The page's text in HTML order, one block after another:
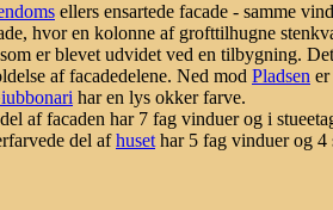
ellers ensartede facade - samme
hvor en kolonne af grofttilhugne
er blevet udvidet ved en tilbygning.
af facadedelene. Ned mod Pladsen
har en lys okker farve.
af facaden har 7 fag vinduer og i
del afhuset har 5 fag vinduer og 4